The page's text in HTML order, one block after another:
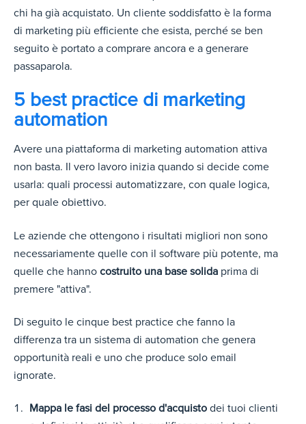
chi ha già acquistato. Un cliente soddisfatto è la forma
di marketing più efficiente che esista, perché se ben
seguito è portato a comprare ancora e a generare
passaparola.
5 best practice di marketing
automation
Avere una piattaforma di marketing automation attiva
non basta. Il vero lavoro inizia quando si decide come
usarla: quali processi automatizzare, con quale logica,
per quale obiettivo.
Le aziende che ottengono i risultati migliori non sono
necessariamente quelle con il software più potente, ma
quelle che hanno costruito una base solida prima di
premere "attiva".
Di seguito le cinque best practice che fanno la
differenza tra un sistema di automation che genera
opportunità reali e uno che produce solo email
ignorate.
Mappa le fasi del processo d'acquisto dei tuoi clienti